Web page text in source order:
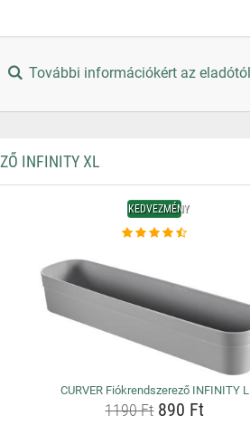
További információkért az eladótól
INFINITY XL
KEDVEZMÉNY
CURVER Fiókrendszerező INFINITY L
1190 Ft890 Ft